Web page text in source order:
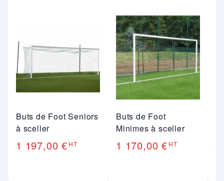
Buts de Foot Seniors
à sceller
1 197,00 € HT
Buts de Foot
Minimes à sceller
1 170,00 € HT